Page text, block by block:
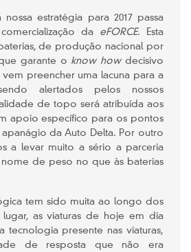
estratégia para 2017 passa
da eFORCE. Esta
de produção nacional por
garante o know howdecisivo
vem preencher uma lacuna para a
alertados pelos nossos
de topo será atribuída aos
apoio específico para os pontos
da Auto Delta. Por outro
a levar muito a sério a parceria
de peso no que às baterias
tem sido muita ao longo dos
as viaturas de hoje em dia
tecnologia presente nas viaturas,
de resposta que não era